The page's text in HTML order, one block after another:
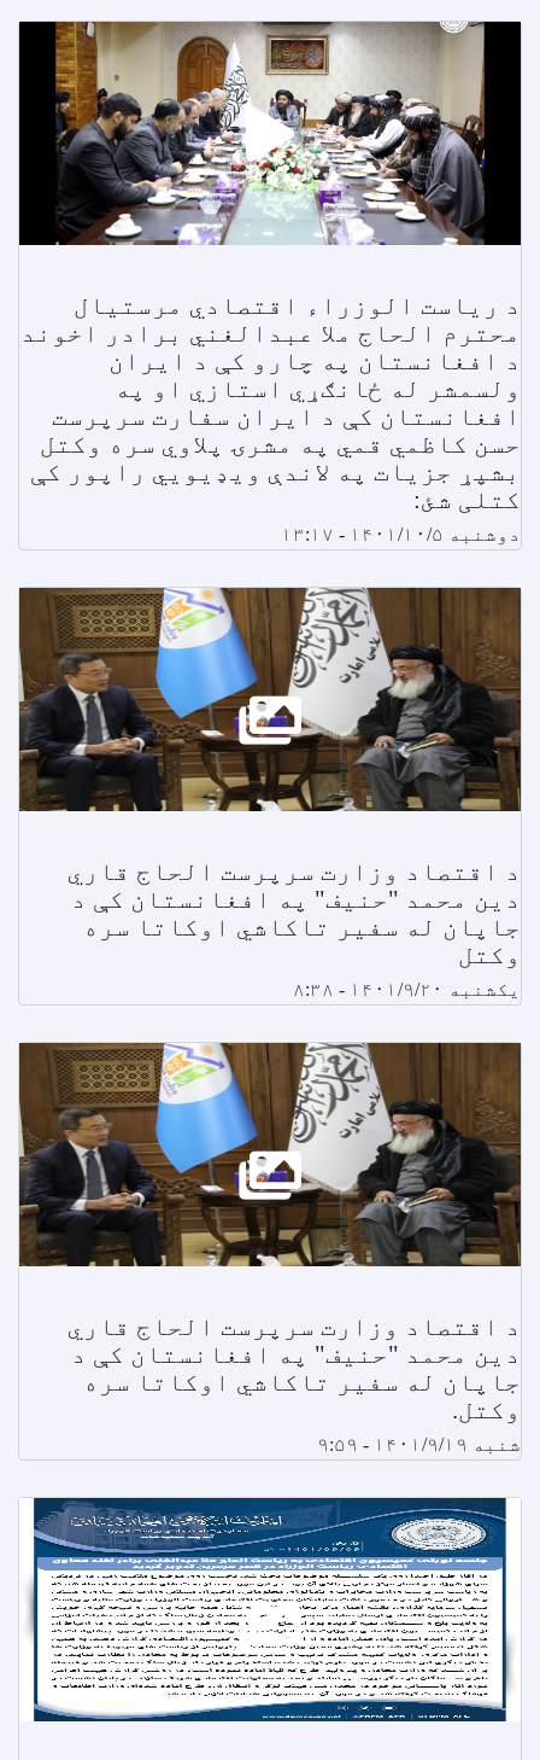
د ریاست الوزراء اقتصادي مرستیال
محترم الحاج ملا عبدالغني برادر اخوند
د افغانستان په چارو کې د ایران
ولسمشر له ځانګړي استازي او په
افغانستان کې د ایران سفارت سرپرست
حسن کاظمي قمي په مشرۍ پلاوي سره وکتل
بشپړ جزیات په لاندې ویډیویي راپور کې
کتلی شئ:
دوشنبه ۱۴۰۱/۱۰/۵ - ۱۳:۱۷
د اقتصاد وزارت سرپرست الحاج قاري
دین محمد "حنیف" په افغانستان کې د
جاپان له سفیر تاکاشي اوکاتا سره
وکتل
یکشنبه ۱۴۰۱/۹/۲۰ - ۸:۳۸
د اقتصاد وزارت سرپرست الحاج قاري
دین محمد "حنیف" په افغانستان کې د
جاپان له سفیر تاکاشي اوکاتا سره
وکتل.
شنبه ۱۴۰۱/۹/۱۹ - ۹:۵۹